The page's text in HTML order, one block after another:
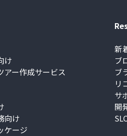
け
アー作成サービス
向け
ケージ
新
ブ
ブ
リ
サ
開